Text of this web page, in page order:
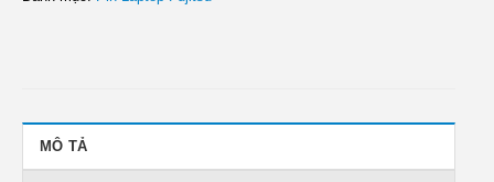
MÔ TẢ